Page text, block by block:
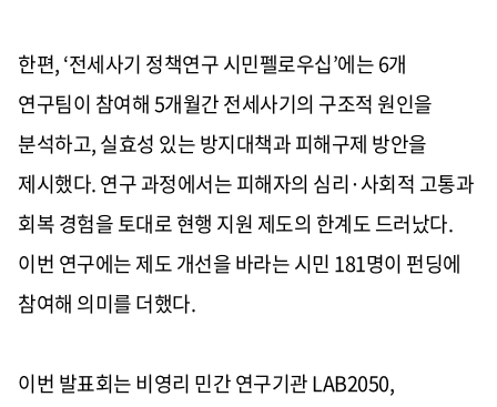
한편, ‘전세사기 정책연구 시민펠로우십’에는 6개
연구팀이 참여해 5개월간 전세사기의 구조적 원인을
분석하고, 실효성 있는 방지대책과 피해구제 방안을
제시했다. 연구 과정에서는 피해자의 심리·사회적 고통과
회복 경험을 토대로 현행 지원 제도의 한계도 드러났다.
이번 연구에는 제도 개선을 바라는 시민 181명이 펀딩에
참여해 의미를 더했다.
이번 발표회는 비영리 민간 연구기관 LAB2050,